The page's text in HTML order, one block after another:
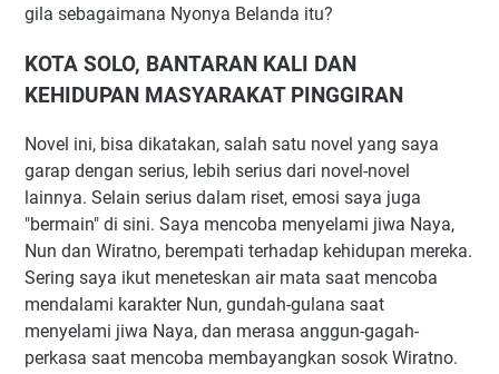
gila sebagaimana Nyonya Belanda itu?
KOTA SOLO, BANTARAN KALI DAN
KEHIDUPAN MASYARAKAT PINGGIRAN
Novel ini, bisa dikatakan, salah satu novel yang saya
garap dengan serius, lebih serius dari novel-novel
lainnya. Selain serius dalam riset, emosi saya juga
"bermain" di sini. Saya mencoba menyelami jiwa Naya,
Nun dan Wiratno, berempati terhadap kehidupan mereka.
Sering saya ikut meneteskan air mata saat mencoba
mendalami karakter Nun, gundah-gulana saat
menyelami jiwa Naya, dan merasa anggun-gagah-
perkasa saat mencoba membayangkan sosok Wiratno.